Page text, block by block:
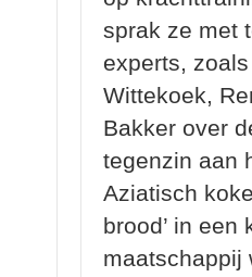
sprak ze met
experts,
Wittekoek,
Bakker over
tegenzin aan
Aziatisch
brood’ in
maatschappij